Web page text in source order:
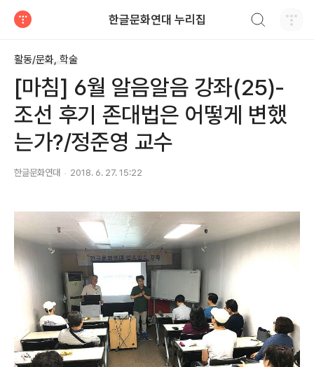
한글문화연대 누리집
활동/문화, 학술
[마침] 6월 알음알음 강좌(25)-
조선 후기 존대법은 어떻게 변했
는가?/정준영 교수
한글문화연대 2018. 6. 27. 15:22